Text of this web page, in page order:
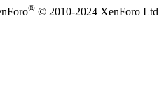
® © 2010-2024 XenForo Ltd.